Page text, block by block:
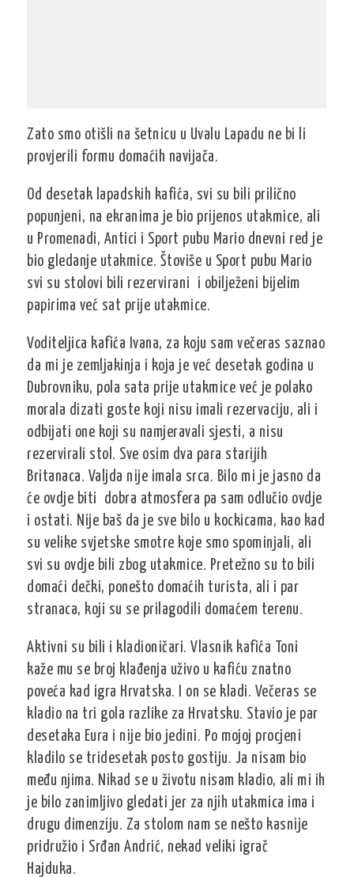
Zato smo otišli na šetnicu u Uvalu Lapadu ne bi li
provjerili formu domaćih navijača.
Od desetak lapadskih kafića, svi su bili prilično
popunjeni, na ekranima je bio prijenos utakmice, ali
u Promenadi, Antici i Sport pubu Mario dnevni red je
bio gledanje utakmice. Štoviše u Sport pubu Mario
svi su stolovi bili rezervirani i obilježeni bijelim
papirima već sat prije utakmice.
Voditeljica kafića Ivana, za koju sam večeras saznao
da mi je zemljakinja i koja je već desetak godina u
Dubrovniku, pola sata prije utakmice već je polako
morala dizati goste koji nisu imali rezervaciju, ali i
odbijati one koji su namjeravali sjesti, a nisu
rezervirali stol. Sve osim dva para starijih
Britanaca. Valjda nije imala srca. Bilo mi je jasno da
će ovdje biti dobra atmosfera pa sam odlučio ovdje
i ostati. Nije baš da je sve bilo u kockicama, kao kad
su velike svjetske smotre koje smo spominjali, ali
svi su ovdje bili zbog utakmice. Pretežno su to bili
domaći dečki, ponešto domaćih turista, ali i par
stranaca, koji su se prilagodili domaćem terenu.
Aktivni su bili i kladioničari. Vlasnik kafića Toni
kaže mu se broj klađenja uživo u kafiću znatno
poveća kad igra Hrvatska. I on se kladi. Večeras se
kladio na tri gola razlike za Hrvatsku. Stavio je par
desetaka Eura i nije bio jedini. Po mojoj procjeni
kladilo se tridesetak posto gostiju. Ja nisam bio
među njima. Nikad se u životu nisam kladio, ali mi ih
je bilo zanimljivo gledati jer za njih utakmica ima i
drugu dimenziju. Za stolom nam se nešto kasnije
pridružio i Srđan Andrić, nekad veliki igrač
Hajduka.